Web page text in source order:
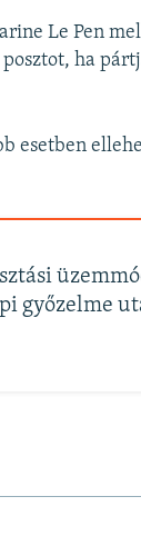
Le Pen
ha
esetben
győzelme